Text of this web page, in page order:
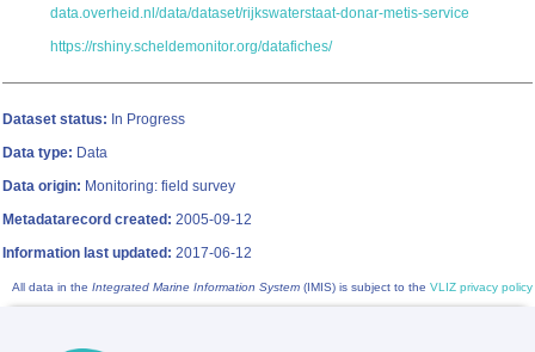
data.overheid.nl/data/dataset/rijkswaterstaat-donar-metis-service
https://rshiny.scheldemonitor.org/datafiches/
Dataset status: In Progress
Data type: Data
Data origin: Monitoring: field survey
Metadatarecord created: 2005-09-12
Information last updated: 2017-06-12
All data in the Integrated Marine Information System (IMIS) is subject to the VLIZ privacy policy